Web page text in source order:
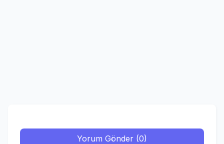
Yorum Gönder (0)